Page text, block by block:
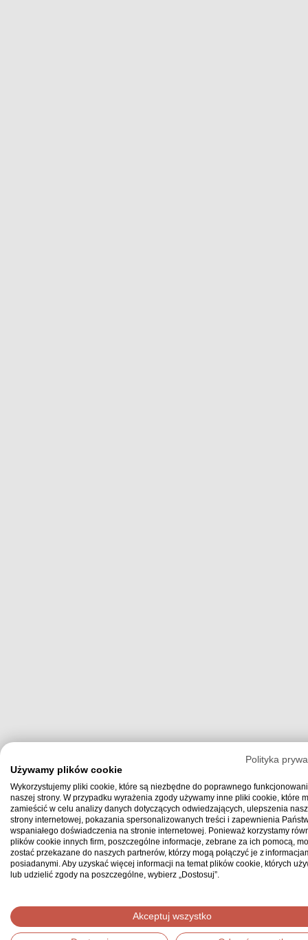
Polityka
Używamy plików cookie
Wykorzystujemy pliki cookie, które są niezbędne do poprawnego
naszej strony. W przypadku wyrażenia zgody używamy inne pliki cookie, które
zamieścić w celu analizy danych dotyczących odwiedzających, ulepszenia
strony internetowej, pokazania spersonalizowanych treści i zapewnienia
wspaniałego doświadczenia na stronie internetowej. Ponieważ korzystamy
plików cookie innych firm, poszczególne informacje, zebrane za ich pomocą,
zostać przekazane do naszych partnerów, którzy mogą połączyć je z
posiadanymi. Aby uzyskać więcej informacji na temat plików cookie, których
lub udzielić zgody na poszczególne, wybierz „Dostosuj”.
Akceptuj wszystko